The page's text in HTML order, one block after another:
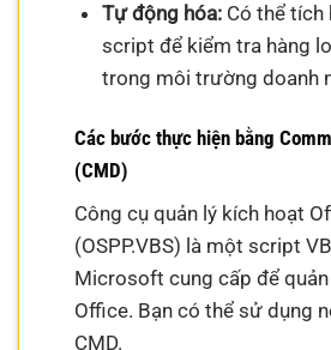
Tự động hóa:Có thể tích
script để kiểm tra hàng
trong môi trường doanh
Các bước thực hiện bằng
(CMD)
Công cụ quản lý kích hoạt
(OSPP.VBS) là một script
Microsoft cung cấp để
Office. Bạn có thể sử dụng
CMD.